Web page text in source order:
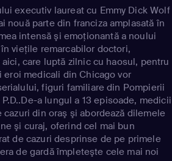
executiv laureat cu Emmy Dick Wolf
nouă parte din franciza amplasată în
intensă şi emoţionantă a noului
vieţile remarcabilor doctori,
care luptă zilnic cu haosul, pentru
eroi medicali din Chicago vor
figuri familiare din Pompierii
a lungul a 13 episoade, medicii
din oraş şi abordează dilemele
şi curaj, oferind cel mai bun
de cazuri desprinse de pe primele
de gardă împleteşte cele mai noi